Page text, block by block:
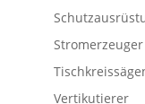
Stromerzeuger
Vertikutierer